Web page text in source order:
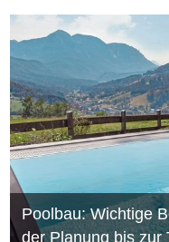
Poolbau: Wichtige
der Planung bis zur